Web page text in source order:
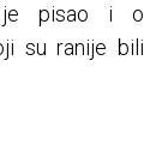
je pisao i o
su ranije bili